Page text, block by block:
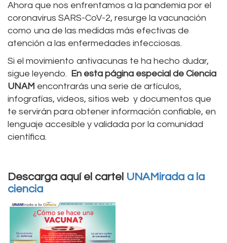
Ahora que nos enfrentamos a la pandemia por el
coronavirus SARS-CoV-2, resurge la vacunación
como una de las medidas más efectivas de
atención a las enfermedades infecciosas.
Si el movimiento antivacunas te ha hecho dudar,
sigue leyendo.
En esta página especial de Ciencia
UNAM encontrarás una serie de artículos,
infografías, videos, sitios web y documentos que
te servirán para obtener información confiable, en
lenguaje accesible y validada por la comunidad
científica.
Descarga aquí el cartel UNAMirada a la
ciencia